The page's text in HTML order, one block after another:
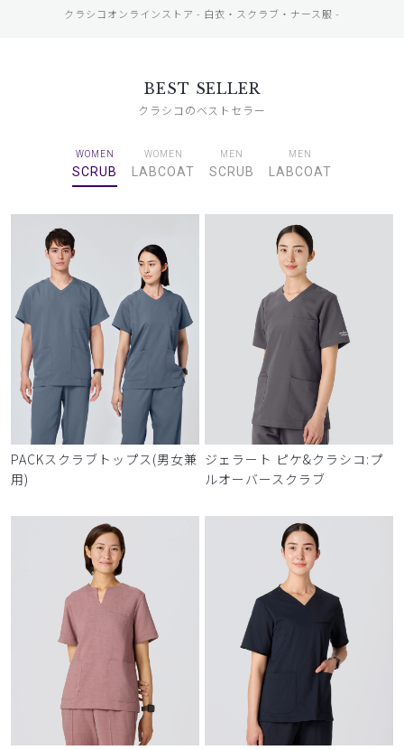
クラシコオンラインストア - 白衣・スクラブ・ナース服 -
BEST SELLER
クラシコのベストセラー
WOMEN
SCRUB
WOMEN
LABCOAT
MEN
SCRUB
MEN
LABCOAT
PACKスクラブトップス(男女兼
用)
ジェラート ピケ&クラシコ:プ
ルオーバースクラブ